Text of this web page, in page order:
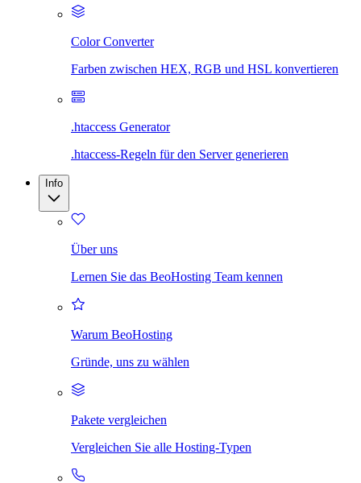
Color Converter
Farben zwischen HEX, RGB und HSL konvertieren
.htaccess Generator
.htaccess-Regeln für den Server generieren
Info
Über uns
Lernen Sie das BeoHosting Team kennen
Warum BeoHosting
Gründe, uns zu wählen
Pakete vergleichen
Vergleichen Sie alle Hosting-Typen